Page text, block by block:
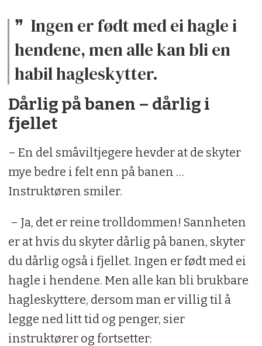
Ingen er født med ei hagle i
hendene, men alle kan bli en
habil hagleskytter.
Dårlig på banen – dårlig i
fjellet
– En del småviltjegere hevder at de skyter
mye bedre i felt enn på banen …
Instruktøren smiler.
– Ja, det er reine trolldommen! Sannheten
er at hvis du skyter dårlig på banen, skyter
du dårlig også i fjellet. Ingen er født med ei
hagle i hendene. Men alle kan bli brukbare
hagleskyttere, dersom man er villig til å
legge ned litt tid og penger, sier
instruktører og fortsetter: